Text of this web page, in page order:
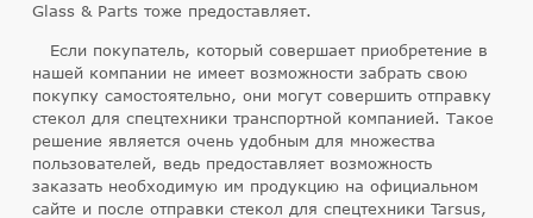
Glass & Parts тоже предоставляет.
Если покупатель, который совершает приобретение в
нашей компании не имеет возможности забрать свою
покупку самостоятельно, они могут совершить отправку
стекол для спецтехники транспортной компанией. Такое
решение является очень удобным для множества
пользователей, ведь предоставляет возможность
заказать необходимую им продукцию на официальном
сайте и после отправки стекол для спецтехники Tarsus,